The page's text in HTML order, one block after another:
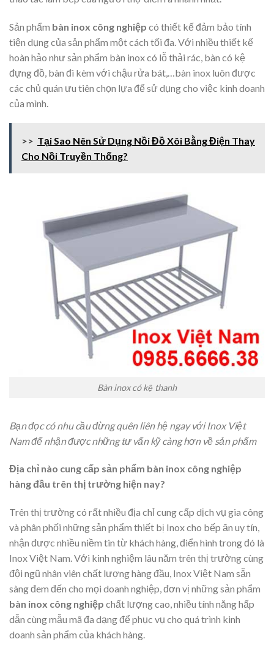
Sản phẩm bàn inox công nghiệp có thiết kế đảm bảo tính
tiện dụng của sản phẩm một cách tối đa. Với nhiều thiết kế
hoàn hảo như sản phẩm bàn inox có lỗ thải rác, bàn có kệ
đựng đồ, bàn đi kèm với chậu rửa bát,…bàn inox luôn được
các chủ quán ưu tiên chọn lựa để sử dụng cho việc kinh doanh
của mình.
>> Tại Sao Nên Sử Dụng Nồi Đồ Xôi Bằng Điện Thay
Cho Nồi Truyền Thống?
Bàn inox có kệ thanh
Bạn đọc có nhu cầu đừng quên liên hệ ngay với Inox Việt
Nam để nhận được những tư vấn kỹ càng hơn về sản phẩm
Địa chỉ nào cung cấp sản phẩm bàn inox công nghiệp
hàng đầu trên thị trường hiện nay?
Trên thị trường có rất nhiều địa chỉ cung cấp dịch vụ gia công
và phân phối những sản phẩm thiết bị Inox cho bếp ăn uy tín,
nhận được nhiều niềm tin từ khách hàng, điển hình trong đó là
Inox Việt Nam. Với kinh nghiệm lâu năm trên thị trường cùng
đội ngũ nhân viên chất lượng hàng đầu, Inox Việt Nam sẵn
sàng đem đến cho mọi doanh nghiệp, đơn vị những sản phẩm
bàn inox công nghiệp chất lượng cao, nhiều tính năng hấp
dẫn cùng mẫu mã đa dạng để phục vụ cho quá trình kinh
doanh sản phẩm của khách hàng.